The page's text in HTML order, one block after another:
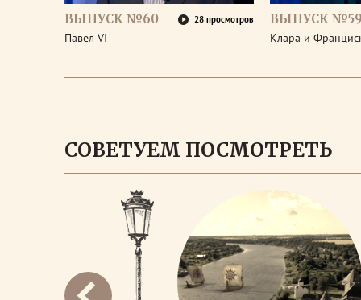
ВЫПУСК №60 28 просмотров
Павел VI
ВЫПУСК
Клара и
СОВЕТУЕМ ПОСМОТРЕТЬ